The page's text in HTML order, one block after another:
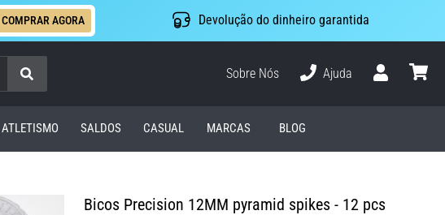
COMPRAR AGORA Devolução do dinheiro garantida
Procurar
Sobre Nós
Ajuda
ATLETISMO SALDOS CASUAL MARCAS BLOG
Bicos Precision 12MM pyramid spikes - 12 pcs